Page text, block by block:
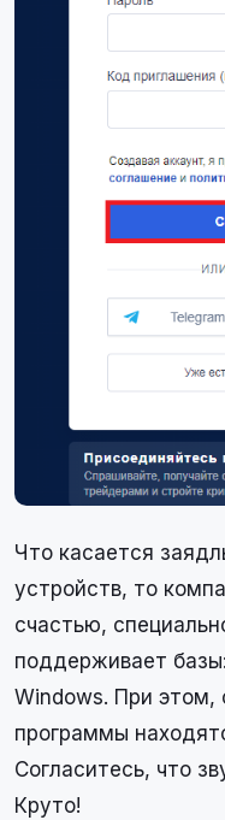
Что касается
устройств, то
счастью,
поддерживает
Windows. При этом,
программы
Согласитесь, что
Круто!